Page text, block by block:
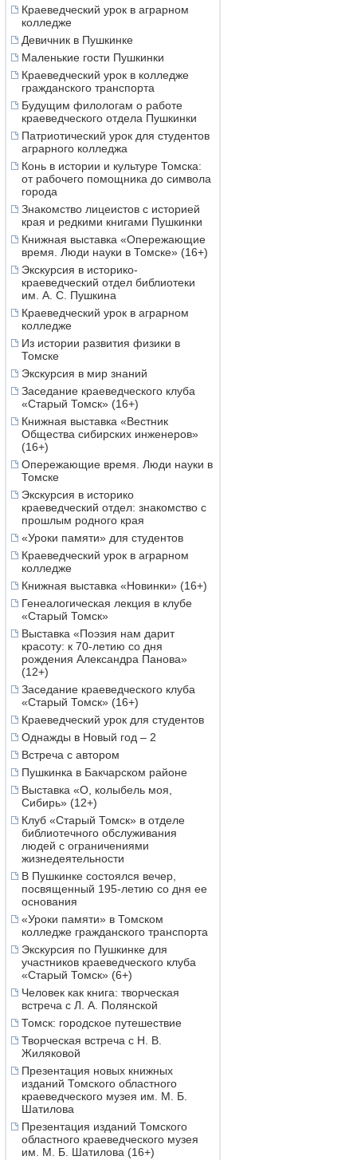
Краеведческий урок в аграрном
колледже
Девичник в Пушкинке
Маленькие гости Пушкинки
Краеведческий урок в колледже
гражданского транспорта
Будущим филологам о работе
краеведческого отдела Пушкинки
Патриотический урок для студентов
аграрного колледжа
Конь в истории и культуре Томска:
от рабочего помощника до символа
города
Знакомство лицеистов с историей
края и редкими книгами Пушкинки
Книжная выставка «Опережающие
время. Люди науки в Томске» (16+)
Экскурсия в историко-
краеведческий отдел библиотеки
им. А. С. Пушкина
Краеведческий урок в аграрном
колледже
Из истории развития физики в
Томске
Экскурсия в мир знаний
Заседание краеведческого клуба
«Старый Томск» (16+)
Книжная выставка «Вестник
Общества сибирских инженеров»
(16+)
Опережающие время. Люди науки в
Томске
Экскурсия в историко
краеведческий отдел: знакомство с
прошлым родного края
«Уроки памяти» для студентов
Краеведческий урок в аграрном
колледже
Книжная выставка «Новинки» (16+)
Генеалогическая лекция в клубе
«Старый Томск»
Выставка «Поэзия нам дарит
красоту: к 70-летию со дня
рождения Александра Панова»
(12+)
Заседание краеведческого клуба
«Старый Томск» (16+)
Краеведческий урок для студентов
Однажды в Новый год – 2
Встреча с автором
Пушкинка в Бакчарском районе
Выставка «О, колыбель моя,
Сибирь» (12+)
Клуб «Старый Томск» в отделе
библиотечного обслуживания
людей с ограничениями
жизнедеятельности
В Пушкинке состоялся вечер,
посвященный 195-летию со дня ее
основания
«Уроки памяти» в Томском
колледже гражданского транспорта
Экскурсия по Пушкинке для
участников краеведческого клуба
«Старый Томск» (6+)
Человек как книга: творческая
встреча с Л. А. Полянской
Томск: городское путешествие
Творческая встреча с Н. В.
Жиляковой
Презентация новых книжных
изданий Томского областного
краеведческого музея им. М. Б.
Шатилова
Презентация изданий Томского
областного краеведческого музея
им. М. Б. Шатилова (16+)